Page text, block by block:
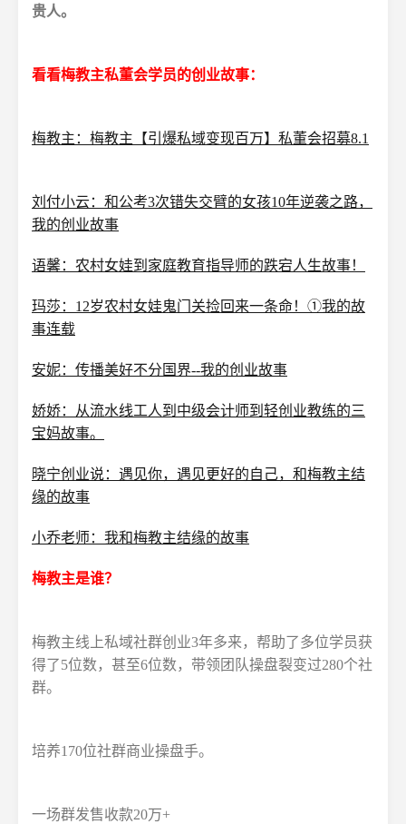
贵人。
看看梅教主私董会学员的创业故事：
梅教主：梅教主【引爆私域变现百万】私董会招募8.1
刘付小云：和公考3次错失交臂的女孩10年逆袭之路，
我的创业故事
语馨：农村女娃到家庭教育指导师的跌宕人生故事！
玛莎：12岁农村女娃鬼门关捡回来一条命！①我的故
事连载
安妮：传播美好不分国界--我的创业故事
娇娇：从流水线工人到中级会计师到轻创业教练的三
宝妈故事。
晓宁创业说：遇见你，遇见更好的自己，和梅教主结
缘的故事
小乔老师：我和梅教主结缘的故事
梅教主是谁？
梅教主线上私域社群创业3年多来，帮助了多位学员获
得了5位数，甚至6位数，带领团队操盘裂变过280个社
群。
培养170位社群商业操盘手。
一场群发售收款20万+